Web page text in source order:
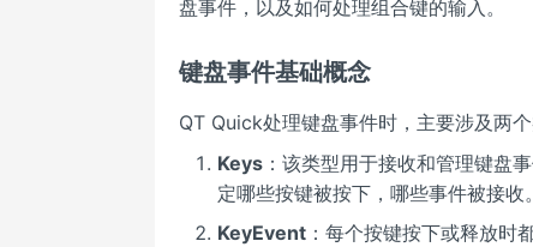
盘事件，以及如何处理组合键的输入。
键盘事件基础概念
QT Quick处理键盘事件时，主要涉及两个
Keys ：该类型用于接收和管理键盘
定哪些按键被按下，哪些事件被接收。
KeyEvent ：每个按键按下或释放时